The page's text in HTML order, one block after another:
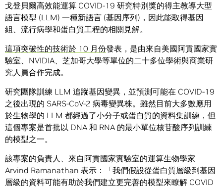
戈登貝爾高效能運算 COVID-19 研究特別獎的得主教導大型
語言模型 (LLM) 一種新語言 (基因序列)，因此能取得基因
組、流行病學和蛋白質工程的相關見解。
這項突破性的技術於 10 月份發表，是由來自美國阿貢國家實
驗室、NVIDIA、芝加哥大學等單位的二十多位學術與商業研
究人員合作完成。
研究團隊訓練 LLM 追蹤基因變異，並預測可能在 COVID-19
之後出現的 SARS-CoV-2 病毒變異株。雖然目前大多數應用
於生物學的 LLM 都經過了小分子或蛋白質的資料集訓練，但
這個專案是首批以 DNA 和 RNA 的最小單位核苷酸序列訓練
的模型之一。
該專案的負責人、來自阿貢國家實驗室的運算生物學家
Arvind Ramanathan 表示：「我們假設從蛋白質層級到基因
層級的資料可能有助於我們建立更完善的模型來瞭解 COVID